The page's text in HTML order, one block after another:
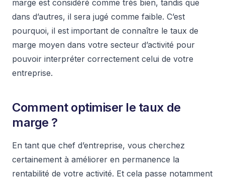
marge est considéré comme très bien, tandis que
dans d’autres, il sera jugé comme faible. C’est
pourquoi, il est important de connaître le taux de
marge moyen dans votre secteur d’activité pour
pouvoir interpréter correctement celui de votre
entreprise.
Comment optimiser le taux de
marge ?
En tant que chef d’entreprise, vous cherchez
certainement à améliorer en permanence la
rentabilité de votre activité. Et cela passe notamment